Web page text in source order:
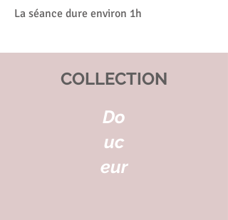
La séance dure environ 1h
COLLECTION
Do
uc
eur